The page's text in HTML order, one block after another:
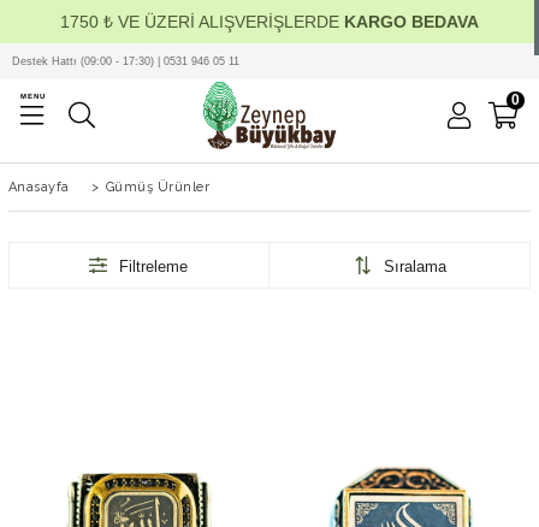
1750 ₺ VE ÜZERİ ALIŞVERİŞLERDE KARGO BEDAVA
MENU
Destek Hattı (09:00 - 17:30) | 0531 946 05 11
0
Anasayfa > Gümüş Ürünler
Filtreleme Sıralama